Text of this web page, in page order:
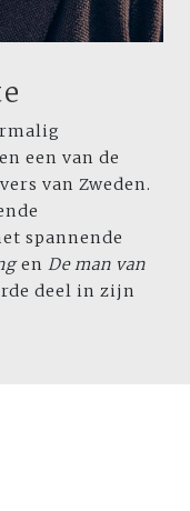
een van de
van Zweden.
spannende
en De man van
deel in zijn